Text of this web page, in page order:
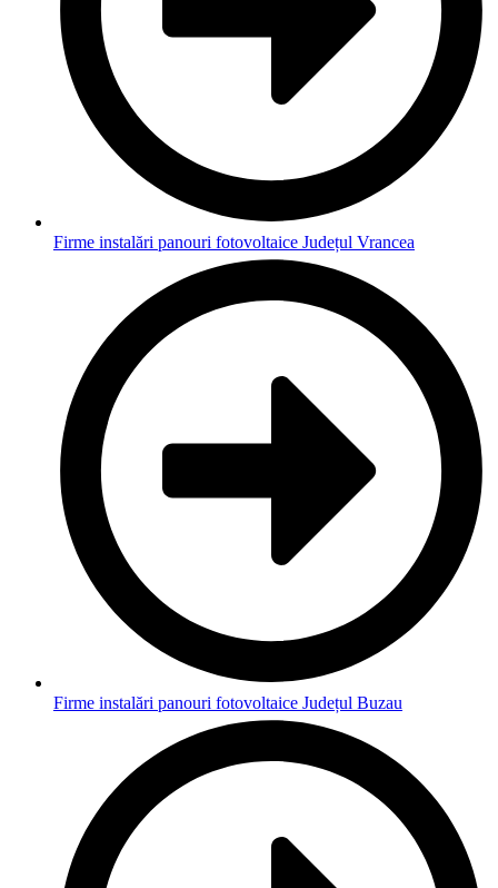
Firme instalări panouri fotovoltaice Județul Vrancea
Firme instalări panouri fotovoltaice Județul Buzau